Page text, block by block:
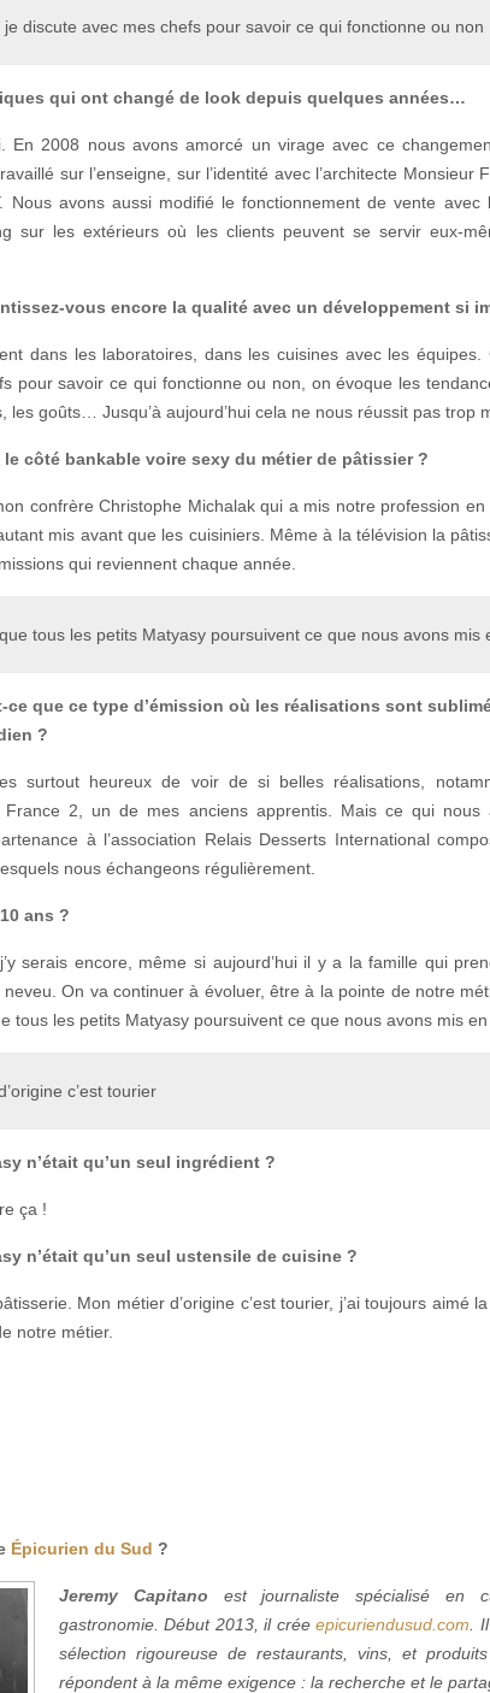
discute avec mes chefs pour savoir ce qui fonctionne ou non
qui ont changé de look depuis quelques années…
En 2008 nous avons amorcé un virage avec ce
sur l’enseigne, sur l’identité avec l’architecte Monsieur
Nous avons aussi modifié le fonctionnement de vente avec
sur les extérieurs où les clients peuvent se servir eux-
vous encore la qualité avec un développement si
dans les laboratoires, dans les cuisines avec les équipes.
pour savoir ce qui fonctionne ou non, on évoque les
les goûts… Jusqu’à aujourd’hui cela ne nous réussit pas trop
le côté bankable voire sexy du métier de pâtissier ?
confrère Christophe Michalak qui a mis notre profession
mis avant que les cuisiniers. Même à la télévision la
qui reviennent chaque année.
tous les petits Matyasy poursuivent ce que nous avons mis
ce que ce type d’émission où les réalisations sont
?
surtout heureux de voir de si belles réalisations,
France 2, un de mes anciens apprentis. Mais ce qui nous
à l’association Relais Desserts International
nous échangeons régulièrement.
ans ?
serais encore, même si aujourd’hui il y a la famille qui
On va continuer à évoluer, être à la pointe de notre
tous les petits Matyasy poursuivent ce que nous avons mis en
c’est tourier
n’était qu’un seul ingrédient ?
ça !
n’était qu’un seul ustensile de cuisine ?
Mon métier d’origine c’est tourier, j’ai toujours aimé
notre métier.
Épicurien du Sud ?
Jeremy Capitano est journaliste spécialisé en
gastronomie. Début 2013, il créeepicuriendusud.com .
sélection rigoureuse de restaurants, vins, et
répondent à la même exigence : la recherche et le